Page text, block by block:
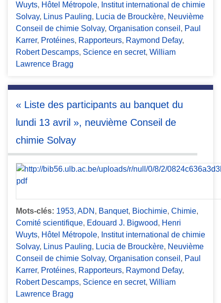
Wuyts, Hôtel Métropole, Institut international de chimie
Solvay, Linus Pauling, Lucia de Brouckère, Neuvième
Conseil de chimie Solvay, Organisation conseil , Paul
Karrer, Protéines, Rapporteurs, Raymond Defay,
Robert Descamps, Science en secret, William
Lawrence Bragg
« Liste des participants au banquet du
lundi 13 avril », neuvième Conseil de
chimie Solvay
Mots-clés: 1953, ADN , Banquet, Biochimie, Chimie,
Comité scientifique, Edouard J. Bigwood, Henri
Wuyts, Hôtel Métropole, Institut international de chimie
Solvay, Linus Pauling, Lucia de Brouckère, Neuvième
Conseil de chimie Solvay, Organisation conseil , Paul
Karrer, Protéines, Rapporteurs, Raymond Defay,
Robert Descamps, Science en secret, William
Lawrence Bragg